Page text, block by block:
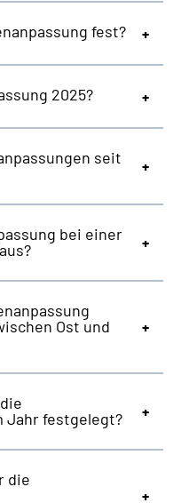
fest?
2025?
seit
bei einer
Ost und
Jahr festgelegt?
die